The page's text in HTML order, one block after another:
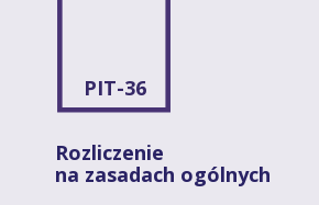
PIT-36
Rozliczenie
na zasadach ogólnych